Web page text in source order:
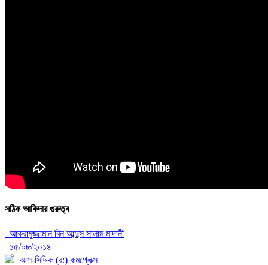
সঠিক আকিদার গুরুত্ব
আকরামুজ্জামান বিন আব্দুস সালাম মাদানী
১৫/০৮/২০১৪
আস-সিদ্দিক (র:) কমপ্লেক্স